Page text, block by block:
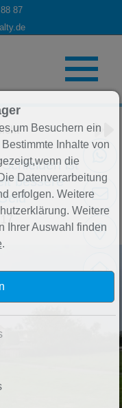
87
ist
bessere
Besuchern ein
Inhalte von
die
Datenverarbeitung
erfolgen. Weitere
Weitere
Ihrer Auswahl finden
.